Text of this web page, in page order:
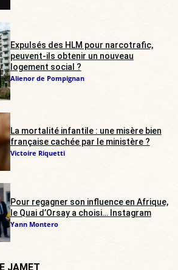
Expulsés des HLM pour narcotrafic,
peuvent-ils obtenir un nouveau
logement social ?
Alienor de Pompignan
La mortalité infantile : une misère bien
française cachée par le ministère ?
Victoire Riquetti
Pour regagner son influence en Afrique,
le Quai d’Orsay a choisi… Instagram
Yann Montero
JAMET